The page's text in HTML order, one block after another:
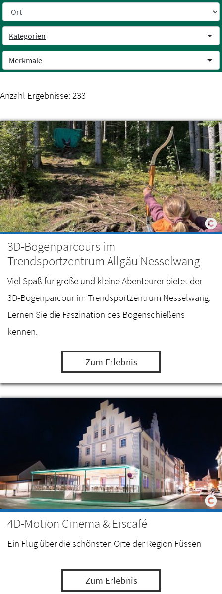
Weiter zum Inhalt
Kategorien
Merkmale
Anzahl Ergebnisse: 233
3D-Bogenparcours im
Trendsportzentrum Allgäu Nesselwang
Viel Spaß für große und kleine Abenteurer bietet der
3D-Bogenparcour im Trendsportzentrum Nesselwang.
Lernen Sie die Faszination des Bogenschießens
kennen.
Zum Erlebnis
4D-Motion Cinema & Eiscafé
Ein Flug über die schönsten Orte der Region Füssen
Zum Erlebnis